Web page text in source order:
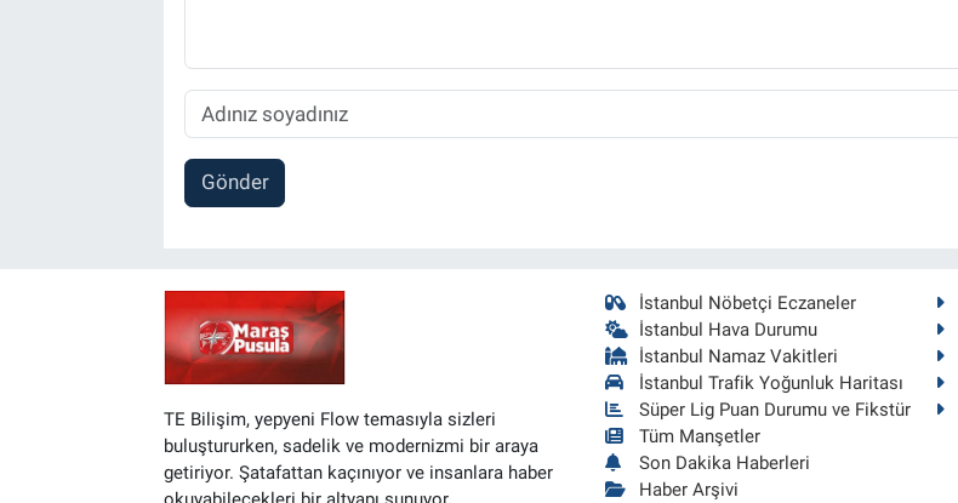
Gönder
TE Bilişim, yepyeni Flow temasıyla sizleri
buluştururken, sadelik ve modernizmi bir araya
getiriyor. Şatafattan kaçınıyor ve insanlara haber
İstanbul Nöbetçi Eczaneler
İstanbul Hava Durumu
İstanbul Namaz Vakitleri
İstanbul Trafik Yoğunluk Haritası
Süper Lig Puan Durumu ve Fikstür
Tüm Manşetler
Son Dakika Haberleri
Haber Arşivi